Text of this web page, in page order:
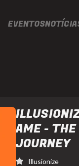
EVENTOS
AME - THE
JOURNEY
Illusionize